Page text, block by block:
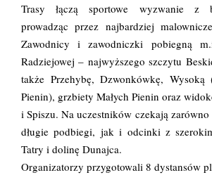
Trasy łączą sportowe wyzwanie z
prowadząc przez najbardziej
Zawodnicy i zawodniczki pobiegną
Radziejowej – najwyższego szczytu
także Przehybę, Dzwonkówkę, Wysoką
Pienin), grzbiety Małych Pienin oraz
i Spiszu. Na uczestników czekają
długie podbiegi, jak i odcinki z
Tatry i dolinę Dunajca.
Organizatorzy przygotowali 8 dystansów